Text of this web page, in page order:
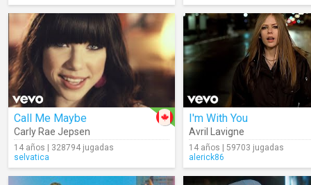
Call Me Maybe
Carly Rae Jepsen
14 años | 328794 jugadas
selvatica
I'm With You
Avril Lavigne
14 años | 59703 jugadas
alerick86